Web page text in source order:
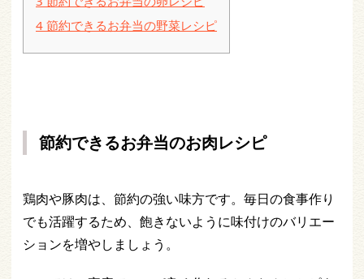
4 節約できるお弁当の野菜レシピ
節約できるお弁当のお肉レシピ
鶏肉や豚肉は、節約の強い味方です。毎日の食事作り
でも活躍するため、飽きないように味付けのバリエー
ションを増やしましょう。